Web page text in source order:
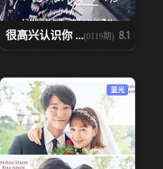
很高兴认识你 ...(0119期) 8.1
蓝光